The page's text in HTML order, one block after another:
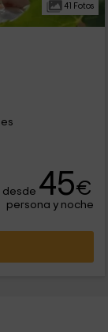
41 Fotos
desde 45€
persona y noche